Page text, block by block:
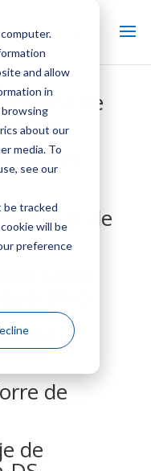
and allow
in
about our
media. To
see our
be tracked
will be
preference
de
de
sobre
de
de